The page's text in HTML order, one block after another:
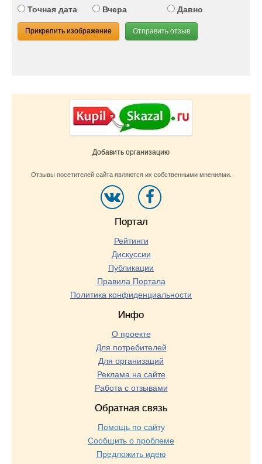
Точная дата
Вчера Давно
Прикрепить изображение Отправить отзыв
Добавить организацию
Отзывы посетителей сайта являются их собственными мнениями.
Портал
Рейтинги
Дискуссии
Публикации
Правила Портала
Политика конфиденциальности
Инфо
О проекте
Для потребителей
Для организаций
Реклама на сайте
Работа с отзывами
Обратная связь
Помощь по сайту
Сообщить о проблеме
Предложить идею